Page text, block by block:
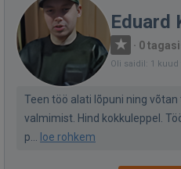
Eduard
· 0
Oli saidil: 1 kuud
Teen töö alati lõpuni ning
valmimist. Hind kokkuleppel.
p...
loe rohkem